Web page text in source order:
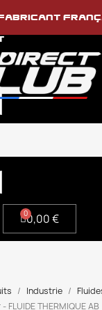
0,00 €
Industrie
THERMIQUE AB